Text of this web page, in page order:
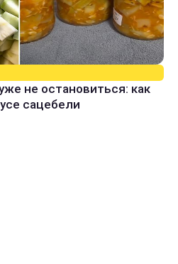
не остановиться: как
сацебели